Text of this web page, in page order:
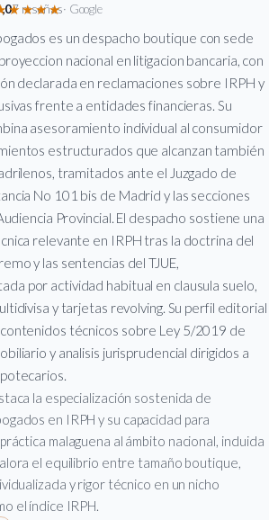
7 reseñas· Google
es un despacho boutique con sede
nacional en litigacion bancaria, con
declarada en reclamaciones sobre IRPH y
frente a entidades financieras. Su
asesoramiento individual al consumidor
estructurados que alcanzan también
tramitados ante el Juzgado de
No 101 bis de Madrid y las secciones
Provincial. El despacho sostiene una
relevante en IRPH tras la doctrina del
y las sentencias del TJUE,
por actividad habitual en clausula suelo,
y tarjetas revolving. Su perfil editorial
técnicos sobre Ley 5/2019 de
y analisis jurisprudencial dirigidos a
la especialización sostenida de
en IRPH y su capacidad para
malaguena al ámbito nacional, incluida
el equilibrio entre tamaño boutique,
y rigor técnico en un nicho
el índice IRPH.